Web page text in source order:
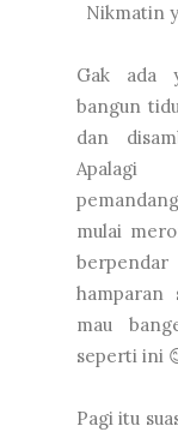
Nikmatin
Gak ada
bangun
dan
Apalagi
mulai
berpendar
hamparan
mau
seperti ini
Pagi itu